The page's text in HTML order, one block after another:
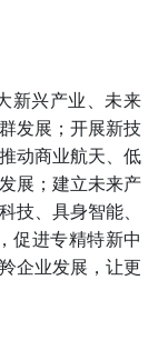
新兴产业、未来
发展；开展新技
动商业航天、低
展；建立未来产
技、具身智能、
促进专精特新中
企业发展，让更